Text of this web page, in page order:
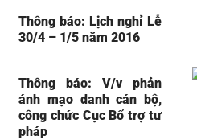
Thông báo: Lịch nghỉ Lễ
30/4 – 1/5 năm 2016
Thông báo: V/v phản
ánh mạo danh cán bộ,
công chức Cục Bổ trợ tư
pháp